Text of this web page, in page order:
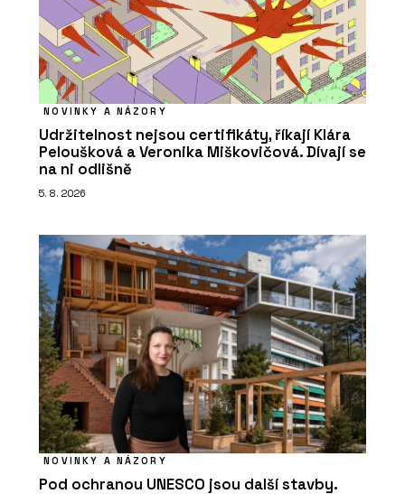
NOVINKY A NÁZORY
Udržitelnost nejsou certifikáty, říkají Klára
Peloušková a Veronika Miškovičová. Dívají se
na ni odlišně
5. 8. 2026
NOVINKY A NÁZORY
Pod ochranou UNESCO jsou další stavby.